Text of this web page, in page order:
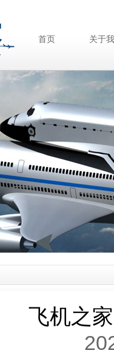
首页 关于
飞机之